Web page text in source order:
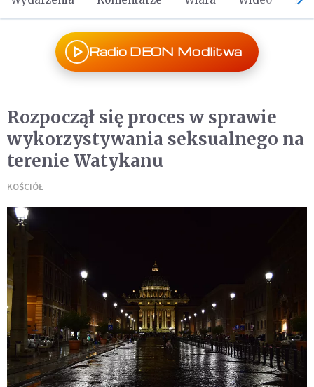
Radio DEON Modlitwa
Rozpoczął się proces w sprawie
wykorzystywania seksualnego na
terenie Watykanu
KOŚCIÓŁ